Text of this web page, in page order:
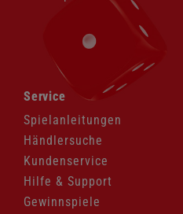
Navigation
überspringen
Service
Spielanleitungen
Händlersuche
Kundenservice
Hilfe & Support
Gewinnspiele